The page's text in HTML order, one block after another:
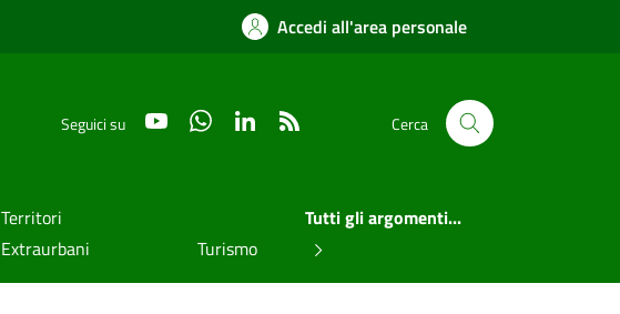
Accedi all'area personale
Seguici su YouTube WhatsAppLinkedIn Cerca
Territori
Extraurbani
Turismo
Tutti gli argomenti...